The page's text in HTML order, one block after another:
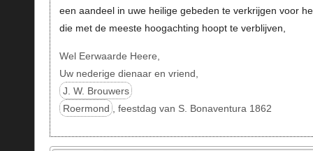
een aandeel in uwe heilige gebeden te verkrijgen voor
die met de meeste hoogachting hoopt te verblijven,
Wel Eerwaarde Heere,
Uw nederige dienaar en vriend,
J. W. Brouwers
Roermond
, feestdag van S. Bonaventura 1862